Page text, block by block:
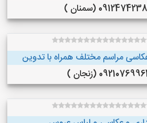
(سمنان )
مراسم مختلف همراه با تدوین
(زنجان )